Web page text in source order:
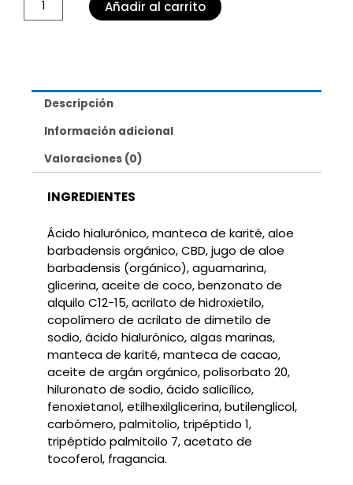
Añadir al carrito
Descripción
Información adicional
Valoraciones (0)
INGREDIENTES
Ácido hialurónico, manteca de karité, aloe
barbadensis orgánico, CBD, jugo de aloe
barbadensis (orgánico), aguamarina,
glicerina, aceite de coco, benzonato de
alquilo C12-15, acrilato de hidroxietilo,
copolímero de acrilato de dimetilo de
sodio, ácido hialurónico, algas marinas,
manteca de karité, manteca de cacao,
aceite de argán orgánico, polisorbato 20,
hiluronato de sodio, ácido salicílico,
fenoxietanol, etilhexilglicerina, butilenglicol,
carbómero, palmitolio, tripéptido 1,
tripéptido palmitoilo 7, acetato de
tocoferol, fragancia.